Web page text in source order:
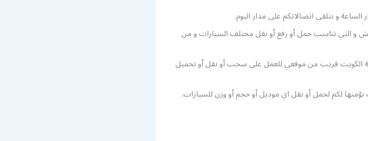
و نتلقى اتصالاتكم على مدار اليوم.
و التي تناسب حمل أو رفع أو نقل مختلف السيارات و من
الكويت قريب من موقعي للعمل على سحب أو نقل أو تحميل
لكم لحمل أو نقل اي موديل أو حجم أو وزن للسيارات.